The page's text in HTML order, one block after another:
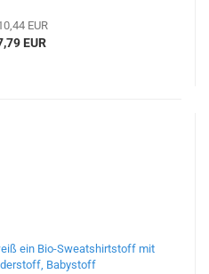
EUR
EUR